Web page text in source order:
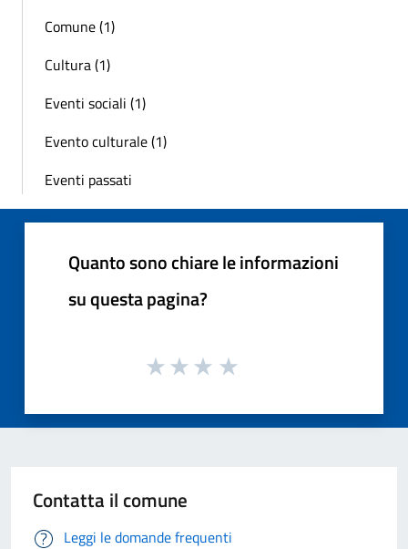
Comune (1)
Cultura (1)
Eventi sociali (1)
Evento culturale (1)
Eventi passati
Quanto sono chiare le informazioni
su questa pagina?
Contatta il comune
Leggi le domande frequenti